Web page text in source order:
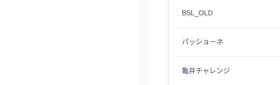
BSL_OLD
パッショーネ
亀井チャレンジ